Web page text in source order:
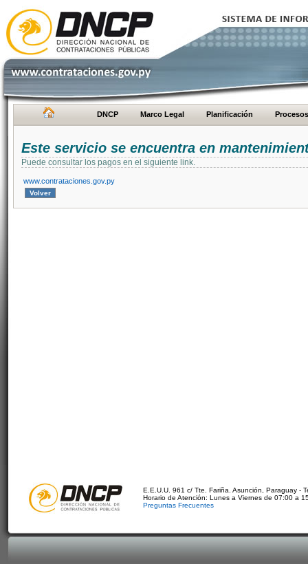
DNCP Marco Legal Planificación Procesos
Este servicio se encuentra en
Puede consultar los pagos en el siguiente link.
www.contrataciones.gov.py
E.E.U.U. 961 c/ Tte. Fariña. Asunción, Paraguay -
Horario de Atención: Lunes a Viernes de 07:00 a
Preguntas Frecuentes